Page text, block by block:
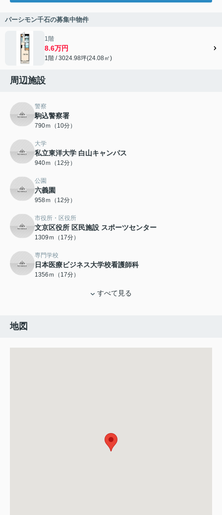
パーシモン千石の募集中物件
1階
8.6万円
1階 / 3024.98坪(24.08㎡)
周辺施設
警察
駒込警察署
790ｍ（10分）
大学
私立東洋大学 白山キャンパス
940ｍ（12分）
公園
六義園
958ｍ（12分）
市役所・区役所
文京区役所 区民施設 スポーツセンター
1309ｍ（17分）
専門学校
日本医療ビジネス大学校看護師科
1356ｍ（17分）
すべて見る
地図